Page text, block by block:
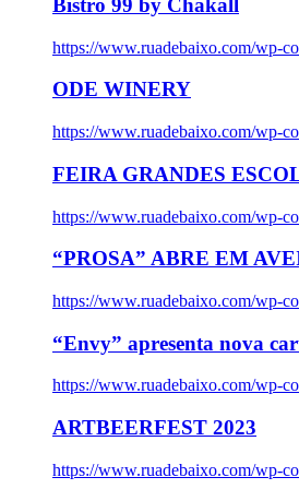
Bistro 99 by Chakall
https://www.ruadebaixo.com/wp-
ODE WINERY
https://www.ruadebaixo.com/wp-
FEIRA GRANDES
https://www.ruadebaixo.com/wp-
“PROSA” ABRE EM
https://www.ruadebaixo.com/wp-
“Envy” apresenta nova
https://www.ruadebaixo.com/wp-
ARTBEERFEST 2023
https://www.ruadebaixo.com/wp-